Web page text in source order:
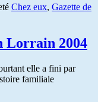
Chez eux, Gazette de
Lorrain 2004
elle a fini par
familiale